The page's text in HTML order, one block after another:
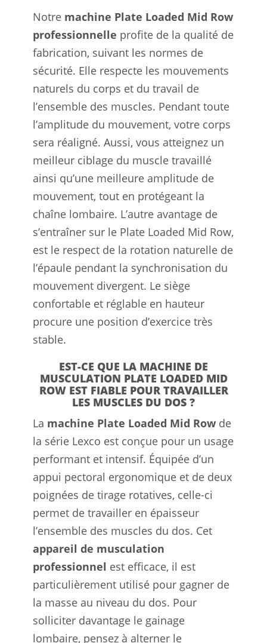
Notre machine Plate Loaded Mid Row
professionnelle profite de la qualité de
fabrication, suivant les normes de
sécurité. Elle respecte les mouvements
naturels du corps et du travail de
l’ensemble des muscles. Pendant toute
l’amplitude du mouvement, votre corps
sera réaligné. Aussi, vous atteignez un
meilleur ciblage du muscle travaillé
ainsi qu’une meilleure amplitude de
mouvement, tout en protégeant la
chaîne lombaire. L’autre avantage de
s’entraîner sur le Plate Loaded Mid Row,
est le respect de la rotation naturelle de
l’épaule pendant la synchronisation du
mouvement divergent. Le siège
confortable et réglable en hauteur
procure une position d’exercice très
stable.
EST-CE QUE LA MACHINE DE
MUSCULATION PLATE LOADED MID
ROW EST FIABLE POUR TRAVAILLER
LES MUSCLES DU DOS ?
La machine Plate Loaded Mid Row de
la série Lexco est conçue pour un usage
performant et intensif. Équipée d’un
appui pectoral ergonomique et de deux
poignées de tirage rotatives, celle-ci
permet de travailler en épaisseur
l’ensemble des muscles du dos. Cet
appareil de musculation
professionnel est efficace, il est
particulièrement utilisé pour gagner de
la masse au niveau du dos. Pour
solliciter davantage le gainage
lombaire, pensez à alterner le